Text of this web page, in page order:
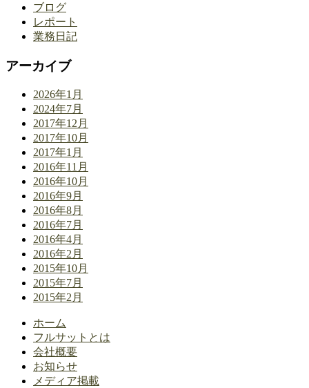
ブログ
レポート
業務日記
アーカイブ
2026年1月
2024年7月
2017年12月
2017年10月
2017年1月
2016年11月
2016年10月
2016年9月
2016年8月
2016年7月
2016年4月
2016年2月
2015年10月
2015年7月
2015年2月
ホーム
フルサットとは
会社概要
お知らせ
メディア掲載